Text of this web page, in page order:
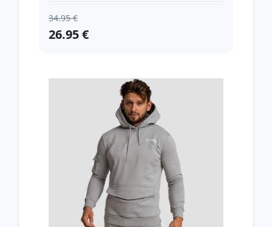
34.95 €
26.95 €